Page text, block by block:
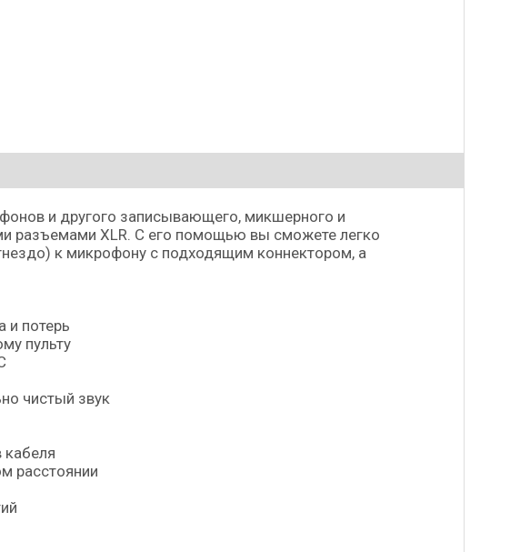
и другого записывающего, микшерного и
разъемами XLR. С его помощью вы сможете легко
к микрофону с подходящим коннектором, а
и потерь
пульту
чистый звук
кабеля
расстоянии